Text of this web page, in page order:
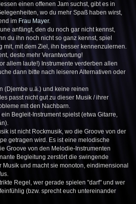
einen offenen Jam suchst, gibt es in
wo du mehr Spaß haben wirst,
im Frau Mayer.
anfängt, den du noch gar nicht kennst,
du ihn noch nicht so ganz kennst, spiel
mit, mit dem Ziel, ihn besser kennenzulernen.
desto mehr Verantwortung!
allem laute!) Instrumente verderben allen
dann bitte nach leiseren Alternativen oder
(Djembe u.ä.) und keine reinen
passt nicht gut zu dieser Musik / ihrer
mit den Nachbarn.
Begleit-Instrument spielst (etwa Gitarre,
ist nicht Rockmusik, wo die Groove von der
getragen wird. Es ist eine melodische
Groove von den Melodie-Instrumenten
Begleitung zerstört die swingende
Musik und macht sie monoton, eindimensional
Regel, wer gerade spielen "darf" und wer
(bzw. sprecht euch untereinander